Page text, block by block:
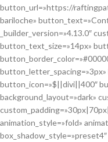
button_url=»https://
bariloche»
_builder_version=»4.13.0″
button_text_size=»14px»
button_icon=»$||divi||400″
background_layout=»dark»
animation_style=»fold»